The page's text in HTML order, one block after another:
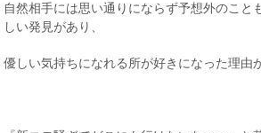
自然相手には思い通りにならず予想外のこと
しい発見があり、
優しい気持ちになれる所が好きになった理由